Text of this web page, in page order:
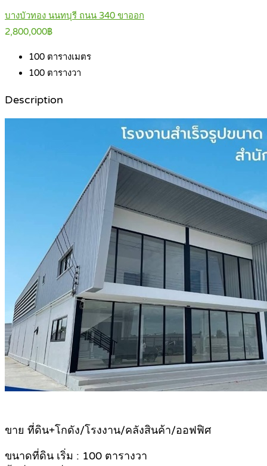
บางบัวทอง นนทบุรี ถนน 340 ขาออก
2,800,000฿
100 ตารางเมตร
100 ตารางวา
Description
ขาย ที่ดิน+โกดัง/โรงงาน/คลังสินค้า/ออฟฟิศ
ขนาดที่ดิน เริ่ม : 100 ตารางวา